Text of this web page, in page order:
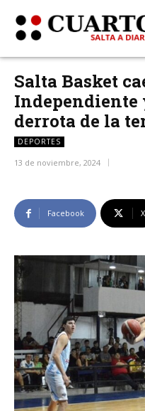
Salta Basket
Independiente
derrota de la
DEPORTES
13 de noviembre, 2024
Facebook X